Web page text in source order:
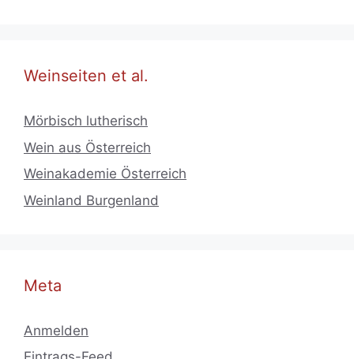
Weinseiten et al.
Mörbisch lutherisch
Wein aus Österreich
Weinakademie Österreich
Weinland Burgenland
Meta
Anmelden